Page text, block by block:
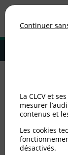
MENU
Aucun article
Continuer
La CLCV et ses
mesurer
contenus et
Les cookies
désactivés.